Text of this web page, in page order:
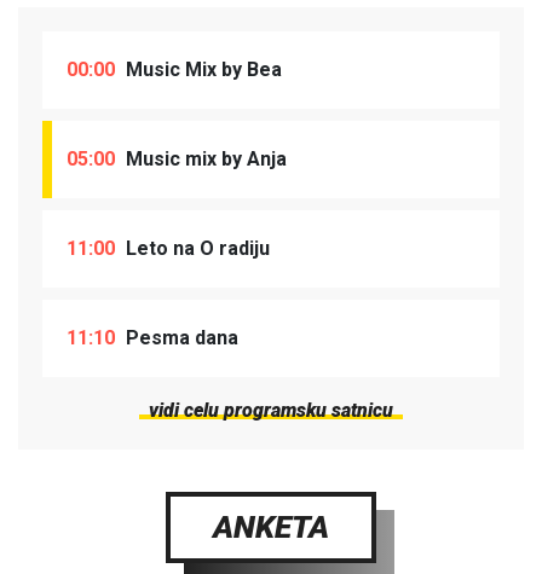
00:00 Music Mix by Bea
05:00 Music mix by Anja
11:00 Leto na O radiju
11:10 Pesma dana
vidi celu programsku satnicu
ANKETA